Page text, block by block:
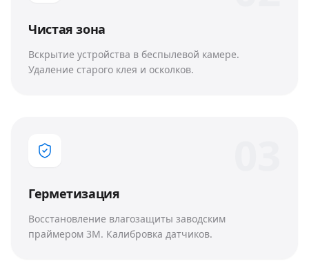
Чистая зона
Вскрытие устройства в беспылевой камере.
Удаление старого клея и осколков.
Герметизация
Восстановление влагозащиты заводским
праймером 3M. Калибровка датчиков.